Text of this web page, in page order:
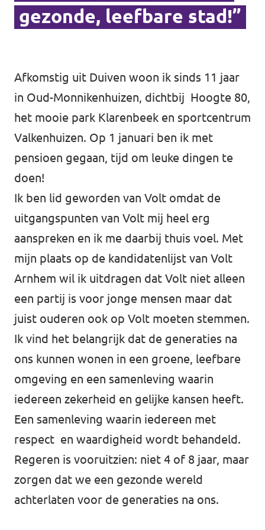
gezonde, leefbare stad!”
Afkomstig uit Duiven woon ik sinds 11 jaar
in Oud-Monnikenhuizen, dichtbij Hoogte 80,
het mooie park Klarenbeek en sportcentrum
Valkenhuizen. Op 1 januari ben ik met
pensioen gegaan, tijd om leuke dingen te
doen!
Ik ben lid geworden van Volt omdat de
uitgangspunten van Volt mij heel erg
aanspreken en ik me daarbij thuis voel. Met
mijn plaats op de kandidatenlijst van Volt
Arnhem wil ik uitdragen dat Volt niet alleen
een partij is voor jonge mensen maar dat
juist ouderen ook op Volt moeten stemmen.
Ik vind het belangrijk dat de generaties na
ons kunnen wonen in een groene, leefbare
omgeving en een samenleving waarin
iedereen zekerheid en gelijke kansen heeft.
Een samenleving waarin iedereen met
respect en waardigheid wordt behandeld.
Regeren is vooruitzien: niet 4 of 8 jaar, maar
zorgen dat we een gezonde wereld
achterlaten voor de generaties na ons.